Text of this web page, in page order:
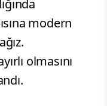
modern
olmasını